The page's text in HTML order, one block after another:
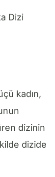
kadın,
dizinin
dizide